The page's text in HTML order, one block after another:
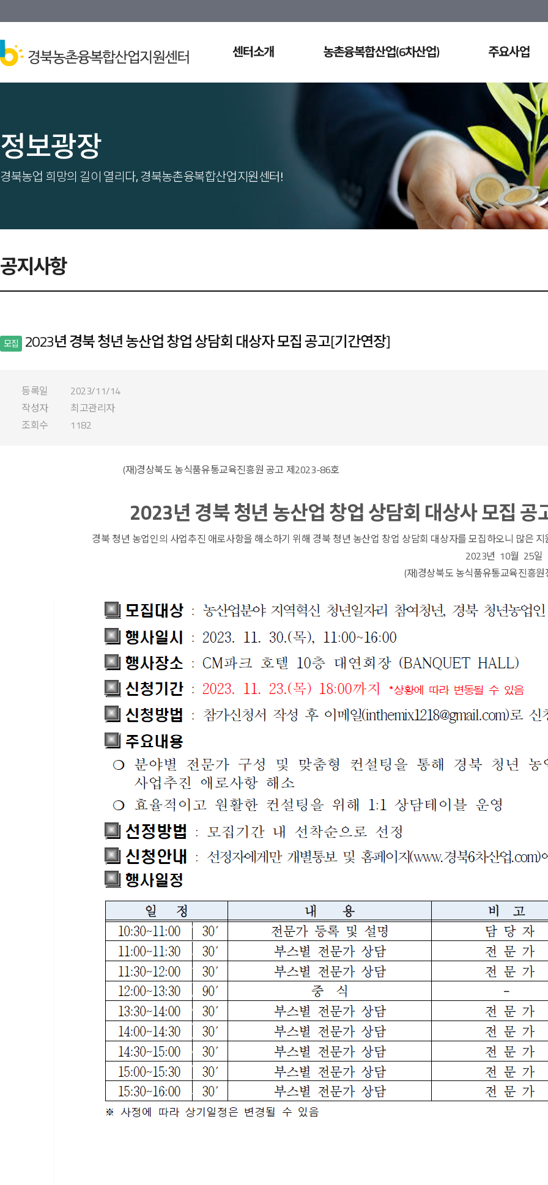
센터소개 농촌융복합산업(6차산업) 주요사업
정보광장
경북농업 희망의 길이 열리다, 경북농촌융복합산업지원센터!
공지사항
모집 2023년 경북 청년 농산업 창업 상담회 대상자 모집 공고[기간연장]
등록일
2023/11/14
작성자
최고관리자
조회수
1182
(재)경상북도 농식품유통교육진흥원 공고 제2023-86
2023년 경북 청년 농산업 창업 상담회 대상사 모집 공
경북 청년 농업인의 사업추진 애로사항을 해소하기 위해 경북 청년 농산업 창업 상담회 대상자를 모집하오니 많은 지
2023년 10월 25일
(재)경상북도 농식품유통교육진흥원